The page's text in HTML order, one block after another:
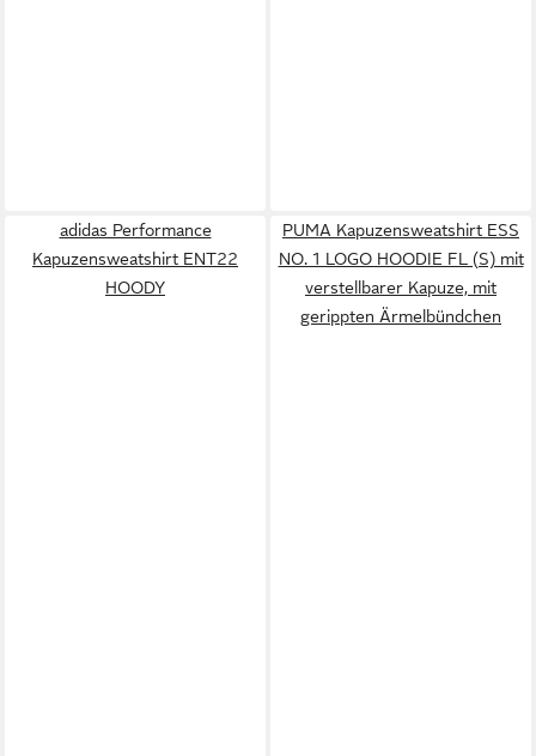
adidas Performance
Kapuzensweatshirt ENT22
HOODY
PUMA Kapuzensweatshirt ESS
NO. 1 LOGO HOODIE FL (S) mit
verstellbarer Kapuze, mit
gerippten Ärmelbündchen